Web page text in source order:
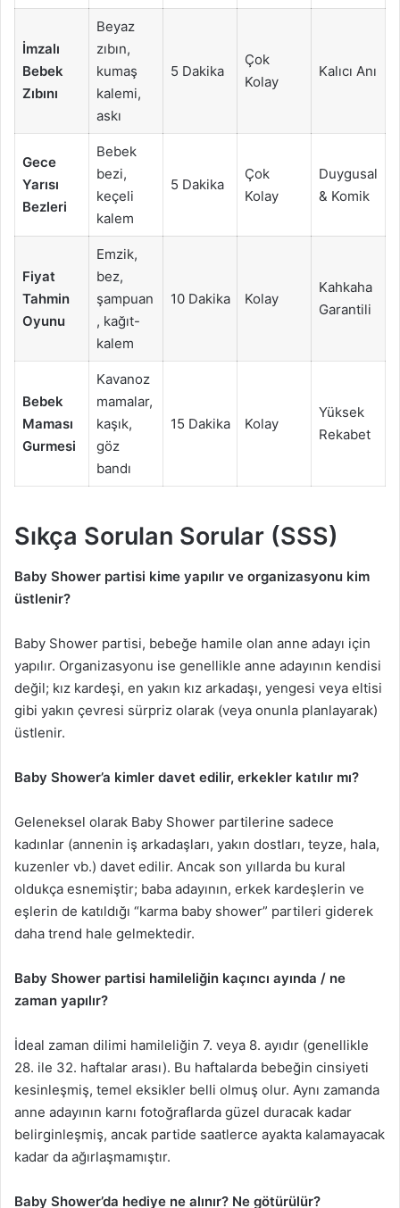
İmzalı
Bebek
Zıbını
Beyaz
zıbın,
kumaş
kalemi,
askı
5 Dakika
Çok
Kolay
Kalıcı Anı
Gece
Yarısı
Bezleri
Bebek
bezi,
keçeli
kalem
5 Dakika
Çok
Kolay
Duygusal
& Komik
Fiyat
Tahmin
Oyunu
Emzik,
bez,
şampuan
, kağıt-
kalem
10 Dakika Kolay
Kahkaha
Garantili
Bebek
Maması
Gurmesi
Kavanoz
mamalar,
kaşık,
göz
bandı
15 Dakika Kolay
Yüksek
Rekabet
Sıkça Sorulan Sorular (SSS)
Baby Shower partisi kime yapılır ve organizasyonu kim
üstlenir?
Baby Shower partisi, bebeğe hamile olan anne adayı için
yapılır. Organizasyonu ise genellikle anne adayının kendisi
değil; kız kardeşi, en yakın kız arkadaşı, yengesi veya eltisi
gibi yakın çevresi sürpriz olarak (veya onunla planlayarak)
üstlenir.
Baby Shower’a kimler davet edilir, erkekler katılır mı?
Geleneksel olarak Baby Shower partilerine sadece
kadınlar (annenin iş arkadaşları, yakın dostları, teyze, hala,
kuzenler vb.) davet edilir. Ancak son yıllarda bu kural
oldukça esnemiştir; baba adayının, erkek kardeşlerin ve
eşlerin de katıldığı “karma baby shower” partileri giderek
daha trend hale gelmektedir.
Baby Shower partisi hamileliğin kaçıncı ayında / ne
zaman yapılır?
İdeal zaman dilimi hamileliğin 7. veya 8. ayıdır (genellikle
28. ile 32. haftalar arası). Bu haftalarda bebeğin cinsiyeti
kesinleşmiş, temel eksikler belli olmuş olur. Aynı zamanda
anne adayının karnı fotoğraflarda güzel duracak kadar
belirginleşmiş, ancak partide saatlerce ayakta kalamayacak
kadar da ağırlaşmamıştır.
Baby Shower’da hediye ne alınır? Ne götürülür?